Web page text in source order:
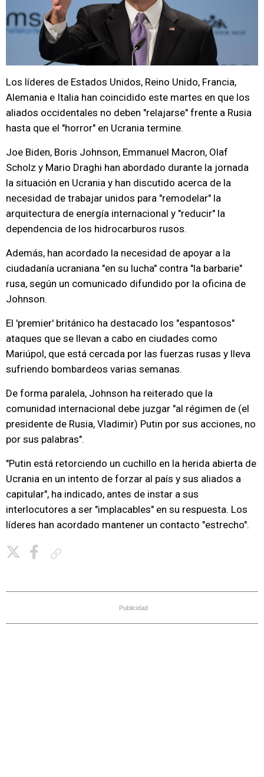
Los líderes de Estados Unidos, Reino Unido, Francia,
Alemania e Italia han coincidido este martes en que los
aliados occidentales no deben "relajarse" frente a Rusia
hasta que el "horror" en Ucrania termine.
Joe Biden, Boris Johnson, Emmanuel Macron, Olaf
Scholz y Mario Draghi han abordado durante la jornada
la situación en Ucrania y han discutido acerca de la
necesidad de trabajar unidos para "remodelar" la
arquitectura de energía internacional y "reducir" la
dependencia de los hidrocarburos rusos.
Además, han acordado la necesidad de apoyar a la
ciudadanía ucraniana "en su lucha" contra "la barbarie"
rusa, según un comunicado difundido por la oficina de
Johnson.
El 'premier' británico ha destacado los "espantosos"
ataques que se llevan a cabo en ciudades como
Mariúpol, que está cercada por las fuerzas rusas y lleva
sufriendo bombardeos varias semanas.
De forma paralela, Johnson ha reiterado que la
comunidad internacional debe juzgar "al régimen de (el
presidente de Rusia, Vladimir) Putin por sus acciones, no
por sus palabras".
"Putin está retorciendo un cuchillo en la herida abierta de
Ucrania en un intento de forzar al país y sus aliados a
capitular", ha indicado, antes de instar a sus
interlocutores a ser "implacables" en su respuesta. Los
líderes han acordado mantener un contacto "estrecho".
Publicidad